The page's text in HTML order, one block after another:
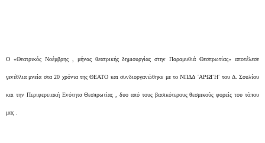
Ο «Θεατρικός Νοέμβρης , μήνας θεατρικής δημιουργίας στην Παραμυθιά Θεσπρωτίας» αποτέλεσε
γενέθλια μνεία στα 20 χρόνια της ΘΕΑΤΟ και συνδιοργανώθηκε με το ΝΠΔΔ ¨ΑΡΩΓΗ¨ του Δ. Σουλίου
και την Περιφερειακή Ενότητα Θεσπρωτίας , δυο από τους βασικότερους θεσμικούς φορείς του τόπου
μας .